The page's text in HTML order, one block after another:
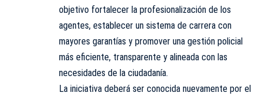
objetivo fortalecer la profesionalización de los
agentes, establecer un sistema de carrera con
mayores garantías y promover una gestión policial
más eficiente, transparente y alineada con las
necesidades de la ciudadanía.
La iniciativa deberá ser conocida nuevamente por el